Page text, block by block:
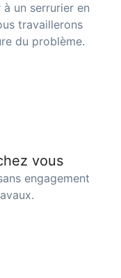
un serrurier en
travaillerons
du problème.
vous
engagement